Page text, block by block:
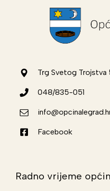
Trg Svetog Trojstva
048/835-051
Facebook
Radno vrijeme